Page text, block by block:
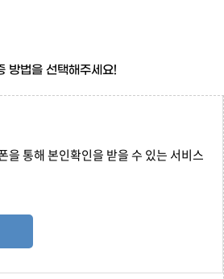
방법을 선택해주세요!
을 통해 본인확인을 받을 수 있는 서비스